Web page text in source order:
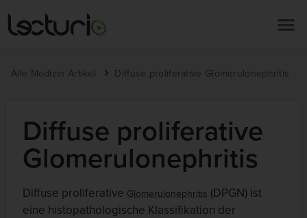
Alle Medizin Artikel Diffuse proliferative Glomerulonephritis
Diffuse proliferative
Glomerulonephritis
Diffuse proliferative Glomerulonephritis (DPGN) ist
eine histopathologische Klassifikation der